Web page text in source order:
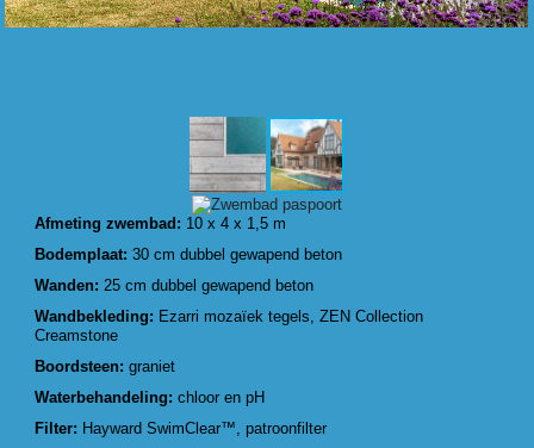
Afmeting zwembad: 10 x 4 x 1,5 m
Bodemplaat:30 cm dubbel gewapend beton
Wanden: 25 cm dubbel gewapend beton
Wandbekleding: Ezarri mozaïek tegels, ZEN Collection
Creamstone
Boordsteen:graniet
Waterbehandeling:chloor en pH
Filter: Hayward SwimClear™, patroonfilter